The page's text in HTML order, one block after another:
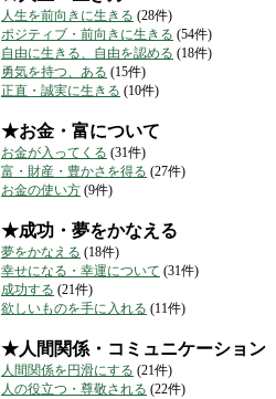
人生を前向きに生きる (28件)
ポジティブ・前向きに生きる (54件)
自由に生きる、自由を認める (18件)
勇気を持つ、ある (15件)
正直・誠実に生きる (10件)
★お金・富について
お金が入ってくる (31件)
富・財産・豊かさを得る (27件)
お金の使い方 (9件)
★成功・夢をかなえる
夢をかなえる (18件)
幸せになる・幸運について (31件)
成功する (21件)
欲しいものを手に入れる (11件)
★人間関係・コミュニケーション
人間関係を円滑にする (21件)
人の役立つ・尊敬される (22件)